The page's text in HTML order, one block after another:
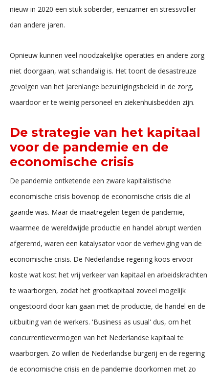
nieuw in 2020 een stuk soberder, eenzamer en stressvoller
dan andere jaren.
Opnieuw kunnen veel noodzakelijke operaties en andere zorg
niet doorgaan, wat schandalig is. Het toont de desastreuze
gevolgen van het jarenlange bezuinigingsbeleid in de zorg,
waardoor er te weinig personeel en ziekenhuisbedden zijn.
De strategie van het kapitaal
voor de pandemie en de
economische crisis
De pandemie ontketende een zware kapitalistische
economische crisis bovenop de economische crisis die al
gaande was. Maar de maatregelen tegen de pandemie,
waarmee de wereldwijde productie en handel abrupt werden
afgeremd, waren een katalysator voor de verheviging van de
economische crisis. De Nederlandse regering koos ervoor
koste wat kost het vrij verkeer van kapitaal en arbeidskrachten
te waarborgen, zodat het grootkapitaal zoveel mogelijk
ongestoord door kan gaan met de productie, de handel en de
uitbuiting van de werkers. 'Business as usual' dus, om het
concurrentievermogen van het Nederlandse kapitaal te
waarborgen. Zo willen de Nederlandse burgerij en de regering
de economische crisis en de pandemie doorkomen met zo